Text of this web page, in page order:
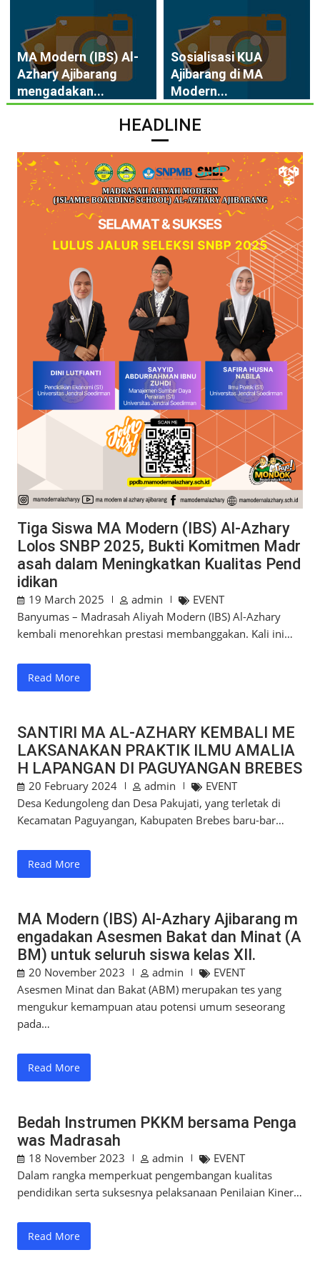
MA Modern (IBS) Al-
Azhary Ajibarang
mengadakan...
Sosialisasi KUA
Ajibarang di MA
Modern...
HEADLINE
Tiga Siswa MA Modern (IBS) Al-Azhary
Lolos SNBP 2025, Bukti Komitmen Madr
asah dalam Meningkatkan Kualitas Pend
idikan
19 March 2025 admin
EVENT
Banyumas – Madrasah Aliyah Modern (IBS) Al-Azhary
kembali menorehkan prestasi membanggakan. Kali ini…
Read More
SANTIRI MA AL-AZHARY KEMBALI ME
LAKSANAKAN PRAKTIK ILMU AMALIA
H LAPANGAN DI PAGUYANGAN BREBES
20 February 2024 admin
EVENT
Desa Kedungoleng dan Desa Pakujati, yang terletak di
Kecamatan Paguyangan, Kabupaten Brebes baru-bar…
Read More
MA Modern (IBS) Al-Azhary Ajibarang m
engadakan Asesmen Bakat dan Minat (A
BM) untuk seluruh siswa kelas XII.
20 November 2023 admin
EVENT
Asesmen Minat dan Bakat (ABM) merupakan tes yang
mengukur kemampuan atau potensi umum seseorang
pada…
Read More
Bedah Instrumen PKKM bersama Penga
was Madrasah
18 November 2023 admin
EVENT
Dalam rangka memperkuat pengembangan kualitas
pendidikan serta suksesnya pelaksanaan Penilaian Kiner…
Read More